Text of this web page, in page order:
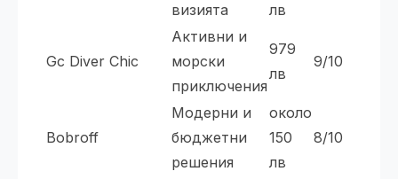
визията
лв
Gc Diver Chic
Активни и
морски
приключения
979
лв
9/10
Bobroff
Модерни и
бюджетни
решения
около
150
лв
8/10